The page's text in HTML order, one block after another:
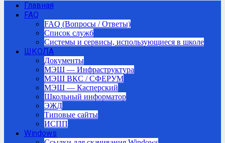
Главная
FAQ
FAQ (Вопросы / Ответы)
Список служб
Системы и сервисы, использующиеся в школе
ШКОЛА
Документы
МЭШ — Инфраструктура
МЭШ ВКС / СФЕРУМ
МЭШ — Касперский
Школьный информатор
ЭЖД
Типовые сайты
ИСПП
Windows